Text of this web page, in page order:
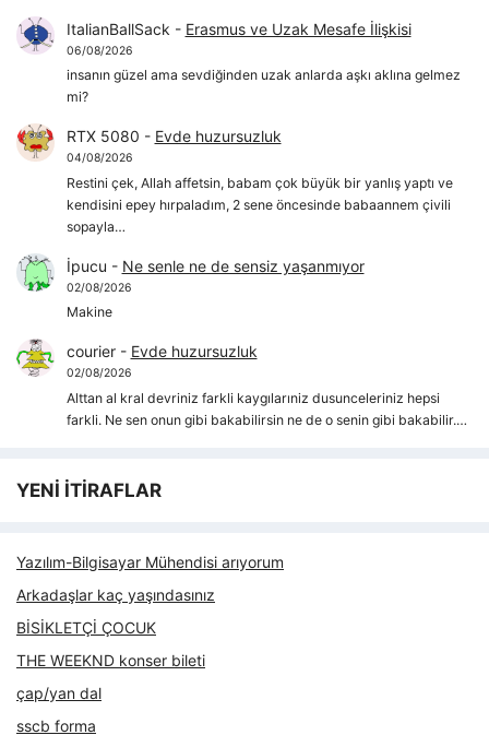
ItalianBallSack - Erasmus ve Uzak Mesafe İlişkisi
06/08/2026
insanın güzel ama sevdiğinden uzak anlarda aşkı aklına gelmez
mi?
RTX 5080 - Evde huzursuzluk
04/08/2026
Restini çek, Allah affetsin, babam çok büyük bir yanlış yaptı ve
kendisini epey hırpaladım, 2 sene öncesinde babaannem çivili
sopayla…
İpucu - Ne senle ne de sensiz yaşanmıyor
02/08/2026
Makine
courier- Evde huzursuzluk
02/08/2026
Alttan al kral devriniz farkli kaygılarıniz dusunceleriniz hepsi
farkli. Ne sen onun gibi bakabilirsin ne de o senin gibi bakabilir.…
YENİ İTİRAFLAR
Yazılım-Bilgisayar Mühendisi arıyorum
Arkadaşlar kaç yaşındasınız
BİSİKLETÇİ ÇOCUK
THE WEEKND konser bileti
çap/yan dal
sscb forma